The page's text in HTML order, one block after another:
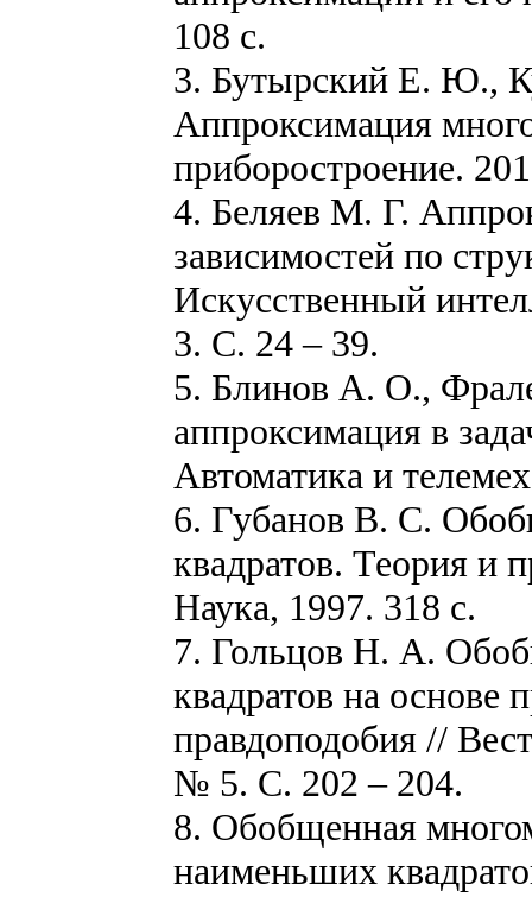
108 с.
3. Бутырский Е. Ю.,
Аппроксимация
приборостроение.
4. Беляев М. Г.
зависимостей по
Искусственный
3. С. 24 – 39.
5. Блинов А. О.,
аппроксимация в
Автоматика и
6. Губанов B. C.
квадратов. Теория и
Наука, 1997. 318 с.
7. Гольцов Н. А.
квадратов на основе
правдоподобия //
№ 5. С. 202 – 204.
8. Обобщенная
наименьших